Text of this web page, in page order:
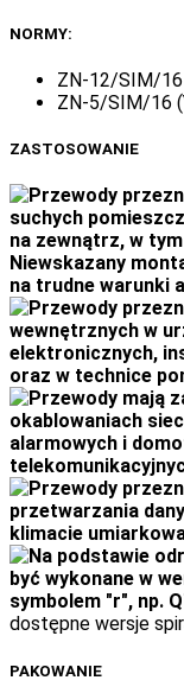
NORMY:
ZN-12/SIM/16
ZN-5/SIM/16
ZASTOSOWANIE
dostępne wersje
PAKOWANIE